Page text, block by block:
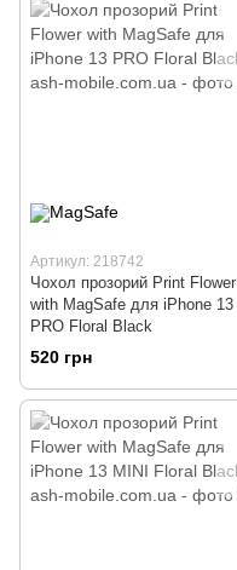
Артикул: 218742
Чохол прозорий Print Flower
with MagSafe для iPhone 13
PRO Floral Black
520 грн